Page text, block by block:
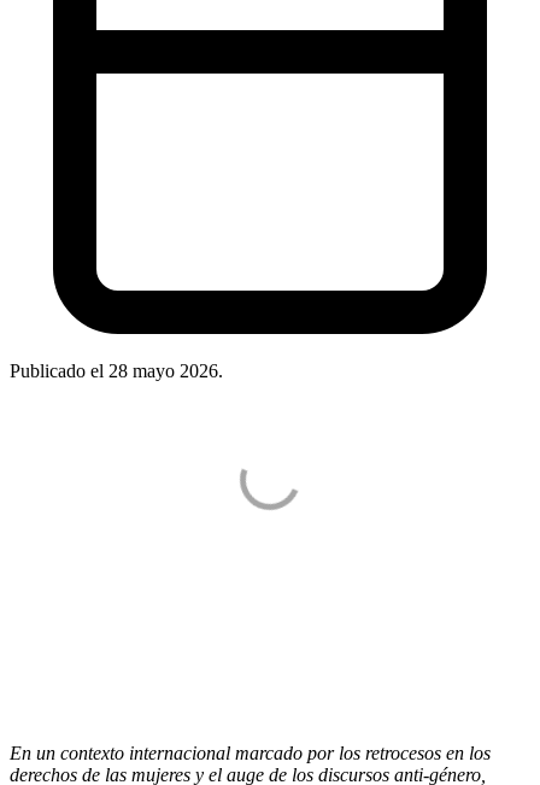
Publicado el 28 mayo 2026.
En un contexto internacional marcado por los retrocesos en los
derechos de las mujeres y el auge de los discursos anti-género,